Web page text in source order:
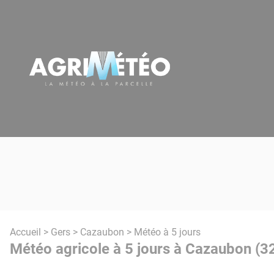
Accueil > Gers > Cazaubon > Météo à 5 jours
Météo agricole à 5 jours à Cazaubon